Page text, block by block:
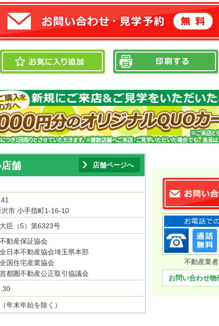
舗 店舗ページへ
市 小手指町1-16-10
臣（5）第6323号
不動産保証協会
全日本不動産協会埼玉県本部
全国住宅産業協会
首都圏不動産公正取引協議会
年末年始を除く）
不動産業
お問い合わせ物